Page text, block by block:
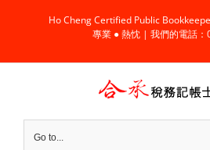
content
Ho Cheng Certified Public
專業 ● 熱忱 | 我們的電話
Go to...